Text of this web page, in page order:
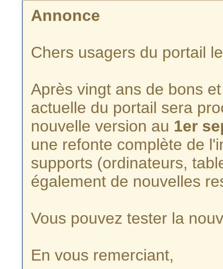
Annonce
Chers usagers du portail
Après vingt ans de bons
actuelle du portail sera
nouvelle version au 1er
une refonte complète de
supports (ordinateurs,
également de nouvelles
Vous pouvez tester la
En vous remerciant,